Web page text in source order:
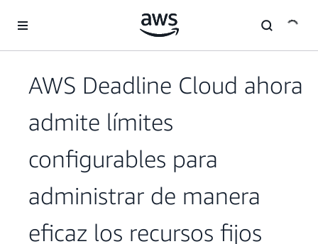
AWS Deadline Cloud ahora
admite límites
configurables para
administrar de manera
eficaz los recursos fijos